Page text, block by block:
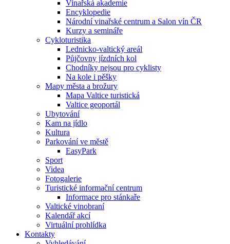
Vinařská akademie
Encyklopedie
Národní vinařské centrum a Salon vín ČR
Kurzy a semináře
Cykloturistika
Lednicko-valtický areál
Půjčovny jízdních kol
Chodníky nejsou pro cyklisty
Na kole i pěšky
Mapy města a brožury
Mapa Valtice turistická
Valtice geoportál
Ubytování
Kam na jídlo
Kultura
Parkování ve městě
EasyPark
Sport
Videa
Fotogalerie
Turistické informační centrum
Informace pro stánkaře
Valtické vinobraní
Kalendář akcí
Virtuální prohlídka
Kontakty